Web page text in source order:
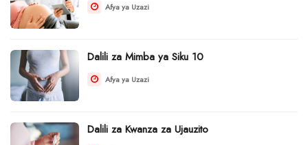
Afya ya Uzazi
Dalili za Mimba ya Siku 10
Afya ya Uzazi
Dalili za Kwanza za Ujauzito